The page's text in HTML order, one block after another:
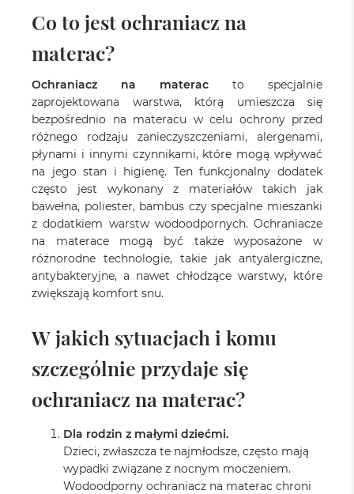
Co to jest ochraniacz na
materac?
Ochraniacz na materac to specjalnie
zaprojektowana warstwa, którą umieszcza się
bezpośrednio na materacu w celu ochrony przed
różnego rodzaju zanieczyszczeniami, alergenami,
płynami i innymi czynnikami, które mogą wpływać
na jego stan i higienę. Ten funkcjonalny dodatek
często jest wykonany z materiałów takich jak
bawełna, poliester, bambus czy specjalne mieszanki
z dodatkiem warstw wodoodpornych. Ochraniacze
na materace mogą być także wyposażone w
różnorodne technologie, takie jak antyalergiczne,
antybakteryjne, a nawet chłodzące warstwy, które
zwiększają komfort snu.
W jakich sytuacjach i komu
szczególnie przydaje się
ochraniacz na materac?
Dla rodzin z małymi dziećmi.
Dzieci, zwłaszcza te najmłodsze, często mają
wypadki związane z nocnym moczeniem.
Wodoodporny ochraniacz na materac chroni